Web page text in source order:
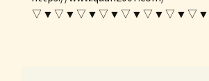
▽▼▽▼▽▼▽▼▽▼▽▼▽▼▽▼